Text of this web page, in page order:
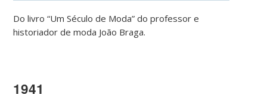
Do livro “Um Século de Moda” do professor e
historiador de moda João Braga.
1941